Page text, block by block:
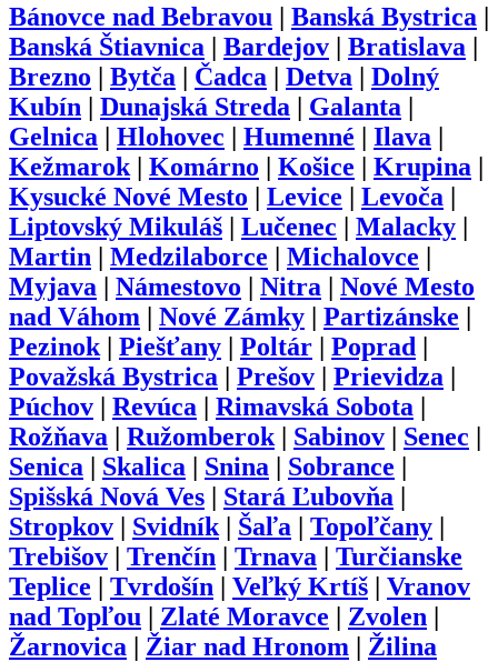
Bánovce nad Bebravou | Banská Bystrica |
Banská Štiavnica | Bardejov | Bratislava |
Brezno | Bytča | Čadca | Detva | Dolný
Kubín | Dunajská Streda | Galanta |
Gelnica | Hlohovec | Humenné | Ilava |
Kežmarok | Komárno | Košice | Krupina |
Kysucké Nové Mesto | Levice | Levoča |
Liptovský Mikuláš | Lučenec | Malacky |
Martin | Medzilaborce | Michalovce |
Myjava | Námestovo | Nitra | Nové Mesto
nad Váhom | Nové Zámky | Partizánske |
Pezinok | Piešťany | Poltár | Poprad |
Považská Bystrica | Prešov | Prievidza |
Púchov | Revúca | Rimavská Sobota |
Rožňava | Ružomberok | Sabinov | Senec |
Senica | Skalica | Snina | Sobrance |
Spišská Nová Ves | Stará Ľubovňa |
Stropkov | Svidník | Šaľa | Topoľčany |
Trebišov | Trenčín | Trnava | Turčianske
Teplice | Tvrdošín | Veľký Krtíš | Vranov
nad Topľou | Zlaté Moravce | Zvolen |
Žarnovica | Žiar nad Hronom | Žilina